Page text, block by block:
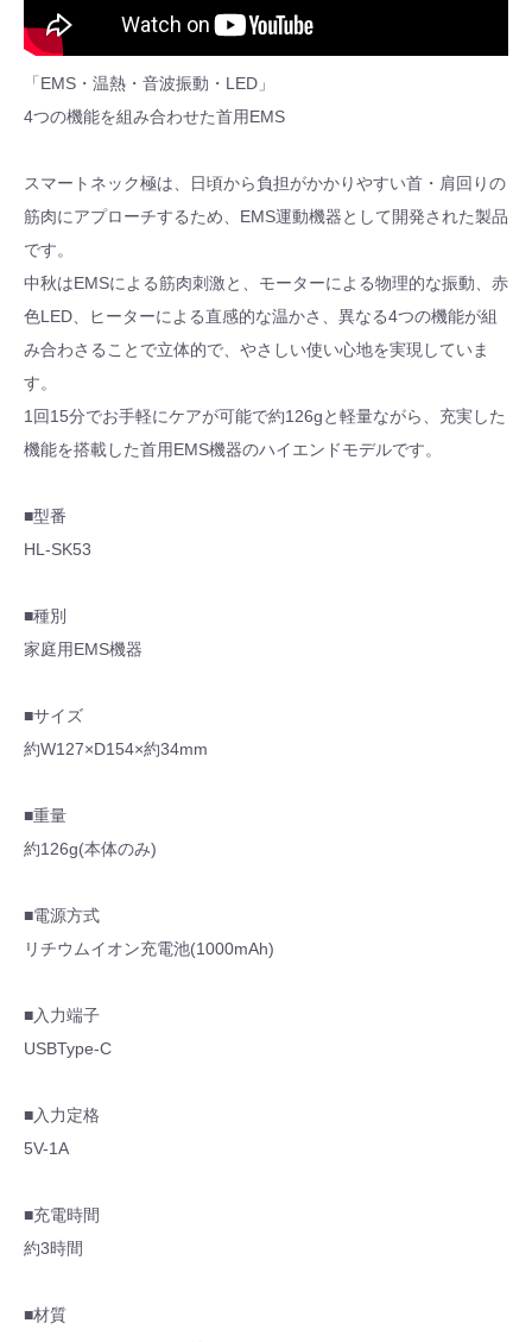
「EMS・温熱・音波振動・LED」
4つの機能を組み合わせた首用EMS
スマートネック極は、日頃から負担がかかりやすい首・肩回りの
筋肉にアプローチするため、EMS運動機器として開発された製品
です。
中秋はEMSによる筋肉刺激と、モーターによる物理的な振動、赤
色LED、ヒーターによる直感的な温かさ、異なる4つの機能が組
み合わさることで立体的で、やさしい使い心地を実現していま
す。
1回15分でお手軽にケアが可能で約126gと軽量ながら、充実した
機能を搭載した首用EMS機器のハイエンドモデルです。
■型番
HL-SK53
■種別
家庭用EMS機器
■サイズ
約W127×D154×約34mm
■重量
約126g(本体のみ)
■電源方式
リチウムイオン充電池(1000mAh)
■入力端子
USBType-C
■入力定格
5V-1A
■充電時間
約3時間
■材質